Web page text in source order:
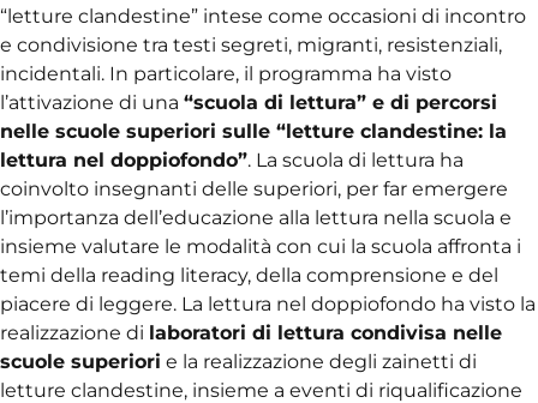
“letture clandestine” intese come occasioni di incontro
e condivisione tra testi segreti, migranti, resistenziali,
incidentali. In particolare, il programma ha visto
l’attivazione di una “scuola di lettura” e di percorsi
nelle scuole superiori sulle “letture clandestine: la
lettura nel doppiofondo”. La scuola di lettura ha
coinvolto insegnanti delle superiori, per far emergere
l’importanza dell’educazione alla lettura nella scuola e
insieme valutare le modalità con cui la scuola affronta i
temi della reading literacy, della comprensione e del
piacere di leggere. La lettura nel doppiofondo ha visto la
realizzazione di laboratori di lettura condivisa nelle
scuole superiori e la realizzazione degli zainetti di
letture clandestine, insieme a eventi di riqualificazione